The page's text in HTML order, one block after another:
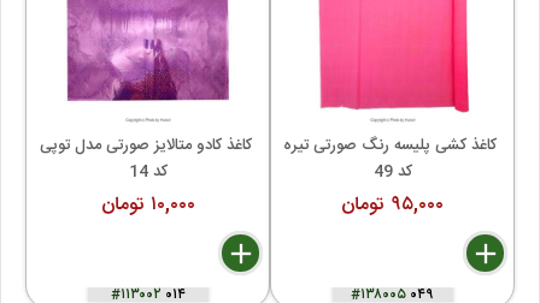
کد 14
۱۰,۰۰۰ تومان
delete
remove
add
#۱۱۳۰۰۲۰۱۴
کد 49
۹۵,۰۰۰ تومان
delete
remove
add
#۱۳۸۰۰۵۰۴۹